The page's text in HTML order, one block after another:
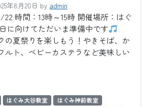
年8月20日 by admin
時間：13時～15時 開催場所：はぐ
向けてただいま準備中です
の夏祭りを楽しもう！やきそば、か
ルト、ベビーカステラなど美味しい
はぐみ大谷教室
はぐみ神前教室